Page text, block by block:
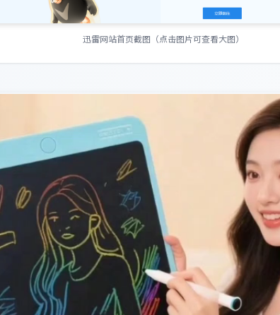
迅雷网站首页截图（点击图片可查看大图）